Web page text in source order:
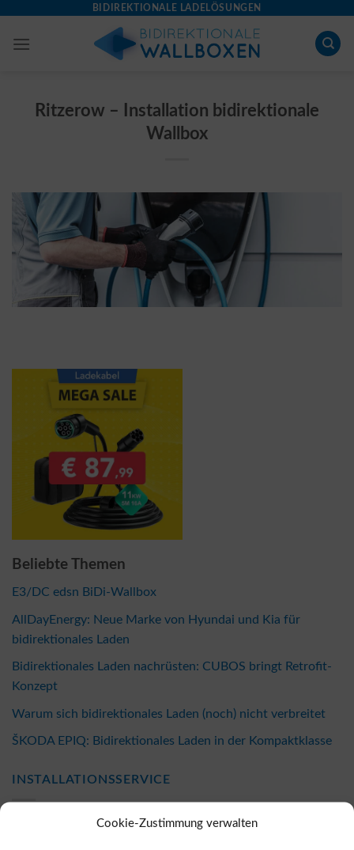
Cookie-Zustimmung verwalten
content
BIDIREKTIONALE LADELÖSUNGEN
Ritzerow – Installation bidirektionale
Wallbox
Beliebte Themen
E3/DC edsn BiDi-Wallbox
AllDayEnergy: Neue Marke von Hyundai und Kia für
bidirektionales Laden
Bidirektionales Laden nachrüsten: CUBOS bringt Retrofit-
Konzept
Warum sich bidirektionales Laden (noch) nicht verbreitet
ŠKODA EPIQ: Bidirektionales Laden in der Kompaktklasse
INSTALLATIONSSERVICE
Frickingen – Installation bidirektionale Wallbox